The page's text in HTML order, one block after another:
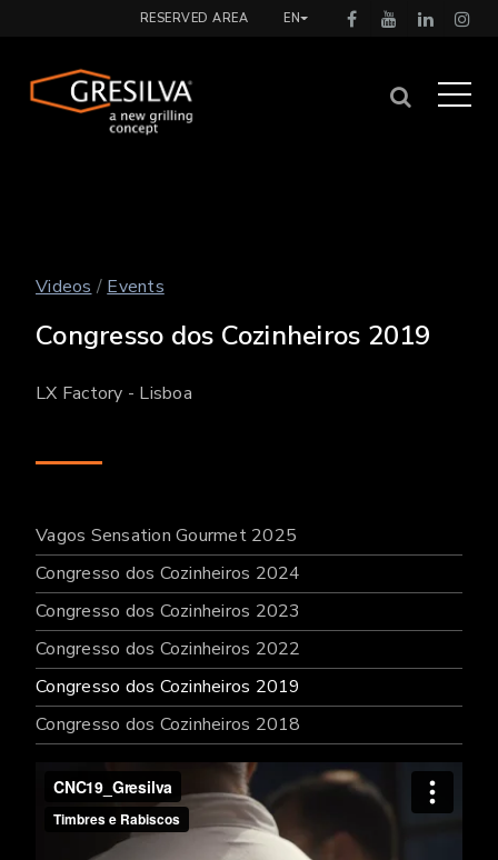
RESERVED AREA EN
Videos / Events
Congresso dos Cozinheiros 2019
LX Factory - Lisboa
Vagos Sensation Gourmet 2025
Congresso dos Cozinheiros 2024
Congresso dos Cozinheiros 2023
Congresso dos Cozinheiros 2022
Congresso dos Cozinheiros 2019
Congresso dos Cozinheiros 2018